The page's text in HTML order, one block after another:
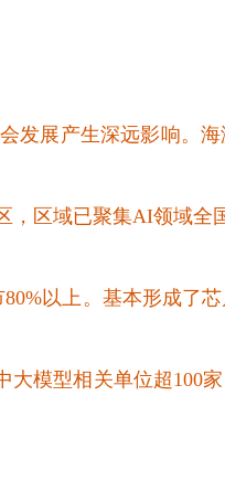
发展产生深远影响。
区域已聚集AI领域全
80%以上。基本形成了
模型相关单位超100